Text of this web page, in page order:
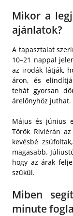
Mikor a
ajánlatok?
A tapasztalat
10–21 nappal
az irodák látják,
áron, és
tehát gyorsan
árelőnyhöz juthat.
Május és június
Török Riviérán
kevésbé
magasabb.
hogy az árak
szűkül.
Miben
minute